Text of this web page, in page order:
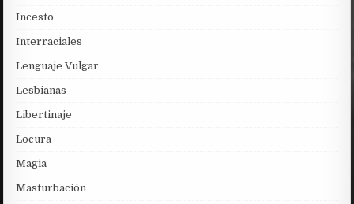
Incesto
Interraciales
Lenguaje Vulgar
Lesbianas
Libertinaje
Locura
Magia
Masturbación